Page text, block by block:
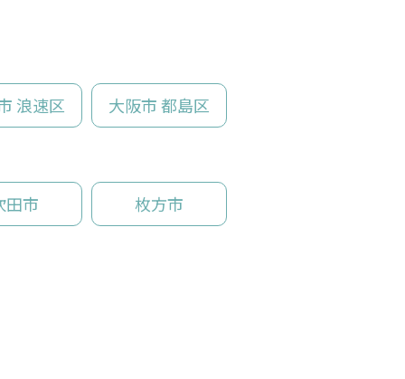
浪速区 大阪市 都島区
田市 枚方市